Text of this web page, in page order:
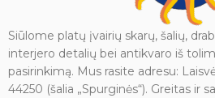
Siūlome platų įvairių skarų, šalių,
interjero detalių bei antikvaro iš
pasirinkimą. Mus rasite adresu:
44250 (šalia „Spurginės“). Greitas ir